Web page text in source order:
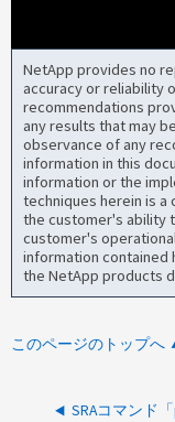
NetApp provides no
accuracy or reliability
recommendations
any results that may
observance of any
information in this
information or the
techniques herein is
the customer's ability
customer's
information contained
the NetApp products
このページのトップへ